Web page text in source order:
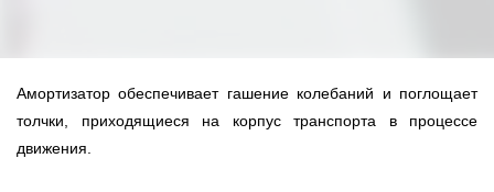
Амортизатор обеспечивает гашение колебаний и поглощает
толчки, приходящиеся на корпус транспорта в процессе
движения.